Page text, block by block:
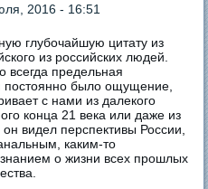
2016 - 16:51
глубочайшую цитату из
из российских людей.
всегда предельная
было ощущение,
с нами из далекого
конца 21 века или даже из
видел перспективы России,
каким-то
о жизни всех прошлых